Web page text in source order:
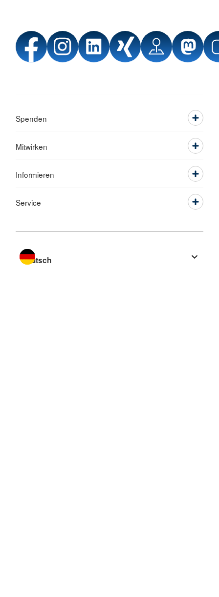
Spenden
Mitwirken
Informieren
Service
Sprache wechseln zu